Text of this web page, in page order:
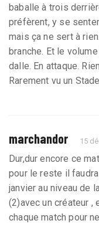
baballe à trois
préfèrent, y se
mais ça ne sert à
branche. Et le
dalle. En attaque.
Rarement vu un
marchandor 15
Dur,dur encore ce
pour le reste il
janvier au niveau de
(2)avec un créateur ,
chaque match pour